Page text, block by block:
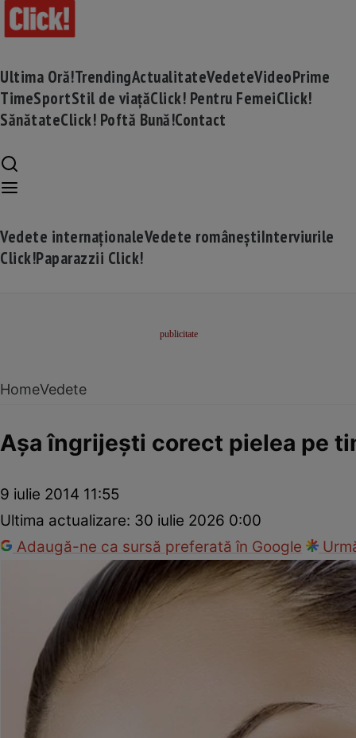
Ultima Oră!TrendingActualitateVedeteVideoPrime
TimeSportStil de viațăClick! Pentru FemeiClick!
SănătateClick! Poftă Bună!Contact
Vedete internaționaleVedete româneștiInterviurile
Click!Paparazzii Click!
HomeVedete
Aşa îngrijeşti corect pielea pe
9 iulie 2014 11:55
Ultima actualizare: 30 iulie 2026 0:00
Adaugă-ne ca sursă preferată în Google